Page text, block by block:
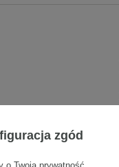
zgód